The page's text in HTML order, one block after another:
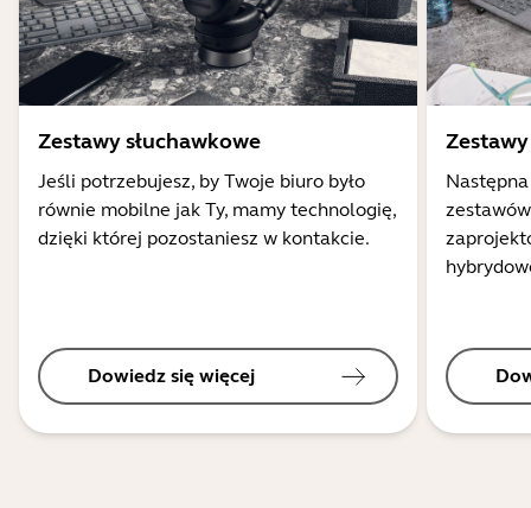
Zestawy słuchawkowe
Jeśli potrzebujesz, by Twoje biuro było
równie mobilne jak Ty, mamy technologię,
dzięki której pozostaniesz w kontakcie.
Dowiedz się więcej